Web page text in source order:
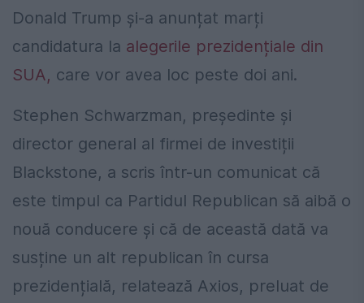
Donald Trump și-a anunțat marți
candidatura la alegerile prezidențiale din
SUA, care vor avea loc peste doi ani.
Stephen Schwarzman, președinte și
director general al firmei de investiții
Blackstone, a scris într-un comunicat că
este timpul ca Partidul Republican să aibă o
nouă conducere și că de această dată va
susține un alt republican în cursa
prezidențială, relatează Axios, preluat de